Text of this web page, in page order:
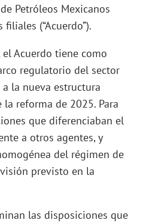
Petróleos Mexicanos
filiales (“Acuerdo”).
Acuerdo tiene como
regulatorio del sector
la nueva estructura
reforma de 2025. Para
que diferenciaban el
a otros agentes, y
del régimen de
previsto en la
las disposiciones que